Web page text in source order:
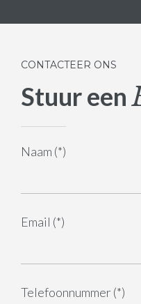
CONTACTEER ONS
Stuur een
Naam (*)
Email (*)
Telefoonnummer (*)